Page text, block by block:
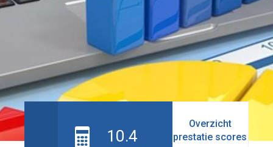
10.4
Overzicht
prestatie scores